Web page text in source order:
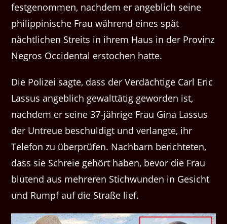
festgenommen, nachdem er angeblich seine
philippinische Frau während eines spät
nächtlichen Streits in ihrem Haus in der Provinz
Negros Occidental erstochen hatte.
Die Polizei sagte, dass der Verdächtige Carl Eric
Lassus angeblich gewalttätig geworden ist,
nachdem er seine 37-jährige Frau Gina Lassus
der Untreue beschuldigt und verlangte, ihr
Telefon zu überprüfen. Nachbarn berichteten,
dass sie Schreie gehört haben, bevor die Frau
blutend aus mehreren Stichwunden in Gesicht
und Rumpf auf die Straße lief.